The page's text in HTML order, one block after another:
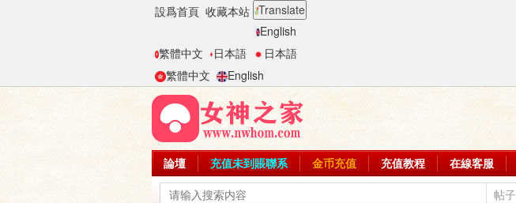
設爲首頁 收藏本站 Translate
English
繁體中文
日本語
日本語
繁體中文
English
論壇 充值未到賬聯系 金币充值 充值教程 在線客服
帖子